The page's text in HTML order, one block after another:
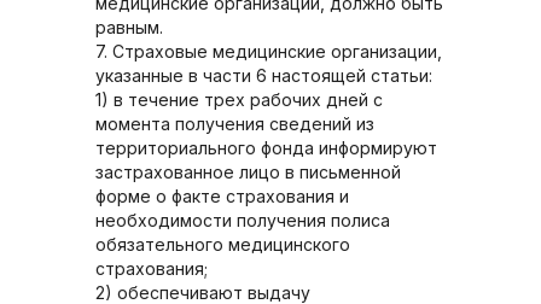
равным.
7. Страховые медицинские организации,
указанные в части 6 настоящей статьи:
1) в течение трех рабочих дней с
момента получения сведений из
территориального фонда информируют
застрахованное лицо в письменной
форме о факте страхования и
необходимости получения полиса
обязательного медицинского
страхования;
2) обеспечивают выдачу